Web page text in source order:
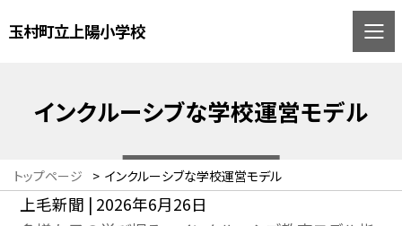
玉村町立上陽小学校
インクルーシブな学校運営モデル
トップページ > インクルーシブな学校運営モデル
上毛新聞 | 2026年6月26日